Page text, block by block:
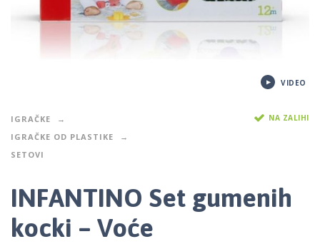
VIDEO
IGRAČKE
IGRAČKE OD PLASTIKE
SETOVI
NA ZALIHI
INFANTINO Set gumenih
kocki – Voće